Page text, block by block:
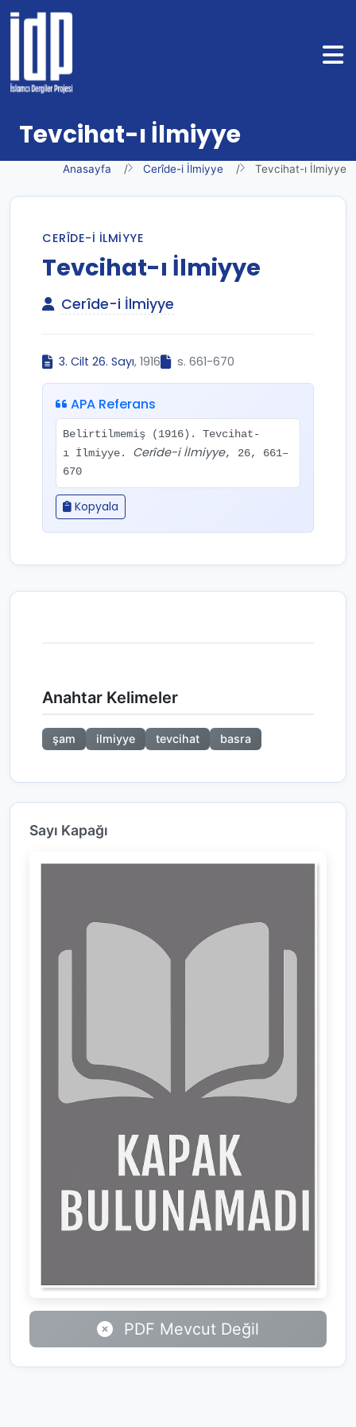
Tevcihat-ı İlmiyye
Anasayfa Cerîde-i İlmiyye Tevcihat-ı İlmiyye
CERÎDE-I İLMIYYE
Tevcihat-ı İlmiyye
Cerîde-i İlmiyye
3. Cilt 26. Sayı, 1916 s. 661-670
APA Referans
Belirtilmemiş (1916). Tevcihat-
ı İlmiyye. Cerîde-i İlmiyye, 26, 661–
670
Kopyala
Anahtar Kelimeler
şam ilmiyye tevcihat basra
Sayı Kapağı
PDF Mevcut Değil